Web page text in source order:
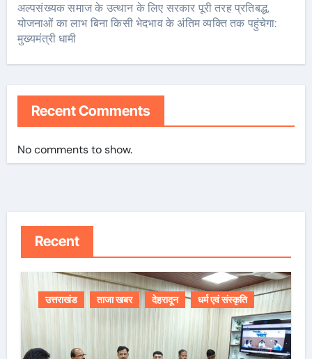
अल्पसंख्यक समाज के उत्थान के लिए सरकार पूरी तरह प्रतिबद्ध,
योजनाओं का लाभ बिना किसी भेदभाव के अंतिम व्यक्ति तक पहुंचेगा:
मुख्यमंत्री धामी
Recent Comments
No comments to show.
Recent
उत्तराखंड ताजा खबर देहरादून धर्म एवं संस्कृति